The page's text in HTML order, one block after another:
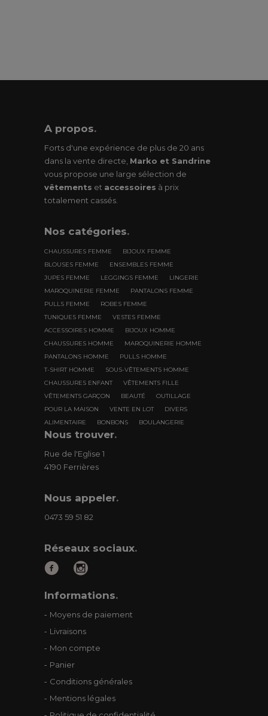
A propos.
Forts d'une expérience de plus de 20 ans
dans la vente directe, Marko et Sandrine
vous propose une large sélection de
vêtements et accessoires à prix
totalement cassés.
Nos catégories.
CHAUSSURES FEMME
BIJOUX FEMME
BLOUSES FEMME
ENSEMBLES FEMME
JUPES FEMME
LEGGINGS FEMME
LINGERIE
MAROQUINERIE FEMME
PANTALONS FEMME
PULLS FEMME
ROBES FEMME
TUNIQUES FEMME
VESTES FEMME
ACCESSOIRES HOMME
BIJOUX HOMME
CHAUSSURES HOMME
MAROQUINERIE HOMME
PANTALONS HOMME
PULLS HOMME
T-SHIRT HOMME
SOUS-VÊTEMENTS HOMME
CHAUSSURES ENFANT
VÊTEMENTS FILLE
VÊTEMENTS GARÇON
BEAUTÉ
OUTILLAGE
POUR LA MAISON
VENTE EN LOT
DIVERS
ALIMENTAIRE
BONBONS BOULANGERIE
Nous trouver.
Rue de l'Eglise 1
4190 Ferrières
Nous appeler.
0473 59 51 82
Réseaux sociaux.
Informations.
Moyens de paiement
Livraisons
Mon compte
Panier
Conditions générales
Mentions légales